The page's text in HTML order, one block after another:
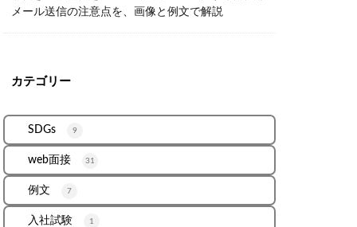
メール送信の注意点を、画像と例文で解説
カテゴリー
SDGs 9
web面接 31
例文 7
入社試験 1